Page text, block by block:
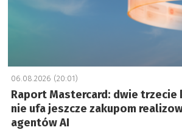
06.08.2026 (20:01)
Raport Mastercard: dwie trzecie
nie ufa jeszcze zakupom
agentów AI